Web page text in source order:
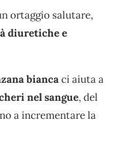
ortaggio salutare,
diuretiche e
biancaci aiuta a
nel sangue, del
a incrementare la